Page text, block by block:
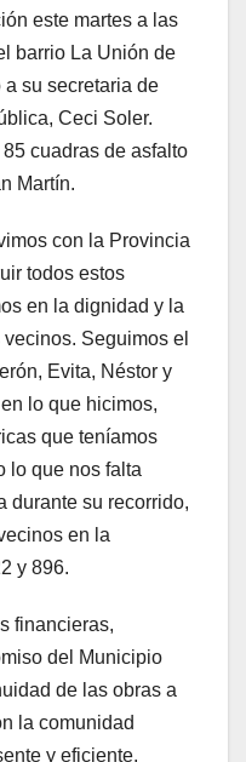
este martes a las
barrio La Unión de
su secretaria de
Ceci Soler.
cuadras de asfalto
Martín.
con la Provincia
todos estos
en la dignidad y la
Seguimos el
Evita, Néstor y
lo que hicimos,
que teníamos
lo que nos falta
durante su recorrido,
en la
y 896.
financieras,
del Municipio
de las obras a
la comunidad
y eficiente,